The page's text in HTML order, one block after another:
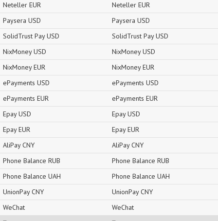
Neteller EUR
Paysera USD
SolidTrust Pay USD
NixMoney USD
NixMoney EUR
ePayments USD
ePayments EUR
Epay USD
Epay EUR
AliPay CNY
Phone Balance RUB
Phone Balance UAH
UnionPay CNY
WeChat
Neteller EUR
Paysera USD
SolidTrust Pay USD
NixMoney USD
NixMoney EUR
ePayments USD
ePayments EUR
Epay USD
Epay EUR
AliPay CNY
Phone Balance RUB
Phone Balance UAH
UnionPay CNY
WeChat